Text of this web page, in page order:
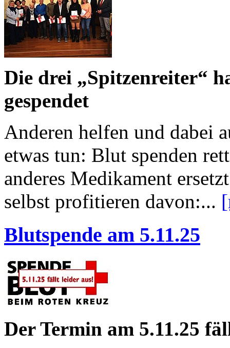
Die drei „Spitzenreiter“
gespendet
Anderen helfen und dabei
etwas tun: Blut spenden
anderes Medikament
selbst profitieren davon:...
Blutspende am 5.11.25
Der Termin am 5.11.25